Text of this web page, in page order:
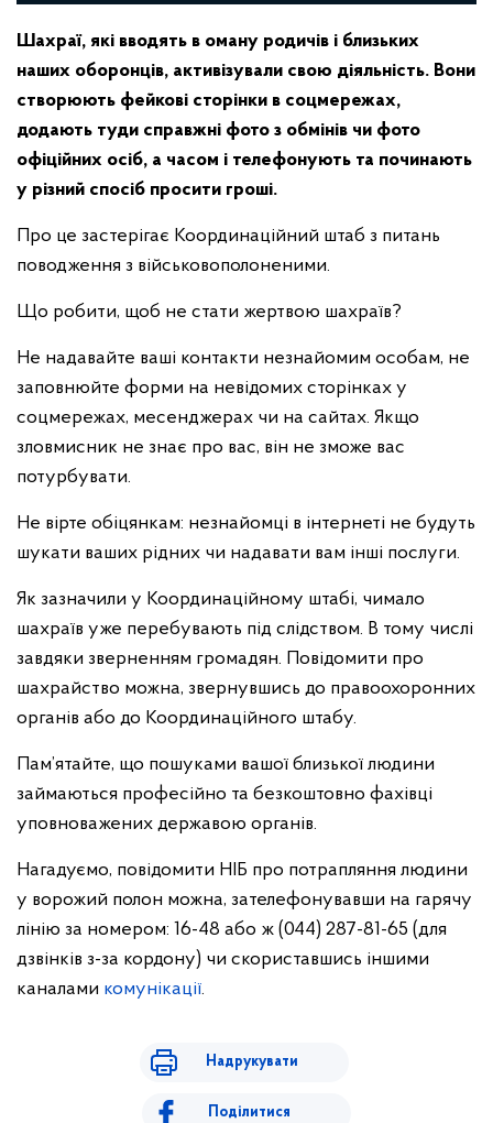
Шахраї, які вводять в оману родичів і близьких
наших оборонців, активізували свою діяльність. Вони
створюють фейкові сторінки в соцмережах,
додають туди справжні фото з обмінів чи фото
офіційних осіб, а часом і телефонують та починають
у різний спосіб просити гроші.
Про це застерігає Координаційний штаб з питань
поводження з військовополоненими.
Що робити, щоб не стати жертвою шахраїв?
Не надавайте ваші контакти незнайомим особам, не
заповнюйте форми на невідомих сторінках у
соцмережах, месенджерах чи на сайтах. Якщо
зловмисник не знає про вас, він не зможе вас
потурбувати.
Не вірте обіцянкам: незнайомці в інтернеті не будуть
шукати ваших рідних чи надавати вам інші послуги.
Як зазначили у Координаційному штабі, чимало
шахраїв уже перебувають під слідством. В тому числі
завдяки зверненням громадян. Повідомити про
шахрайство можна, звернувшись до правоохоронних
органів або до Координаційного штабу.
Пам’ятайте, що пошуками вашої близької людини
займаються професійно та безкоштовно фахівці
уповноважених державою органів.
Нагадуємо, повідомити НІБ про потрапляння людини
у ворожий полон можна, зателефонувавши на гарячу
лінію за номером: 16-48 або ж (044) 287-81-65 (для
дзвінків з-за кордону) чи скориставшись іншими
каналами комунікації.
Надрукувати
Поділитися